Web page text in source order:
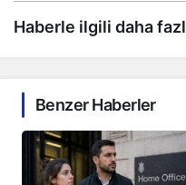
Haberle ilgili daha
Benzer Haberler